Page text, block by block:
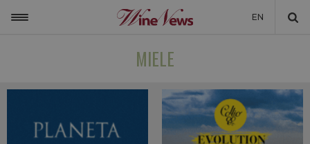
EN
NON SOLO VINO
NEWSLETTER
MIELE